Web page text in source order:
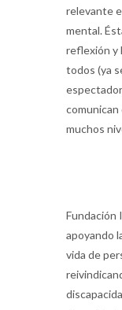
relevante
mental.
reflexión y
todos (ya
comunican
muchos
Fundación
apoyando
vida de